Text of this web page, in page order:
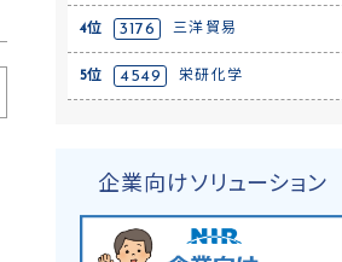
4位 3176 三洋貿易
5位 4549 栄研化学
企業向けソリューション